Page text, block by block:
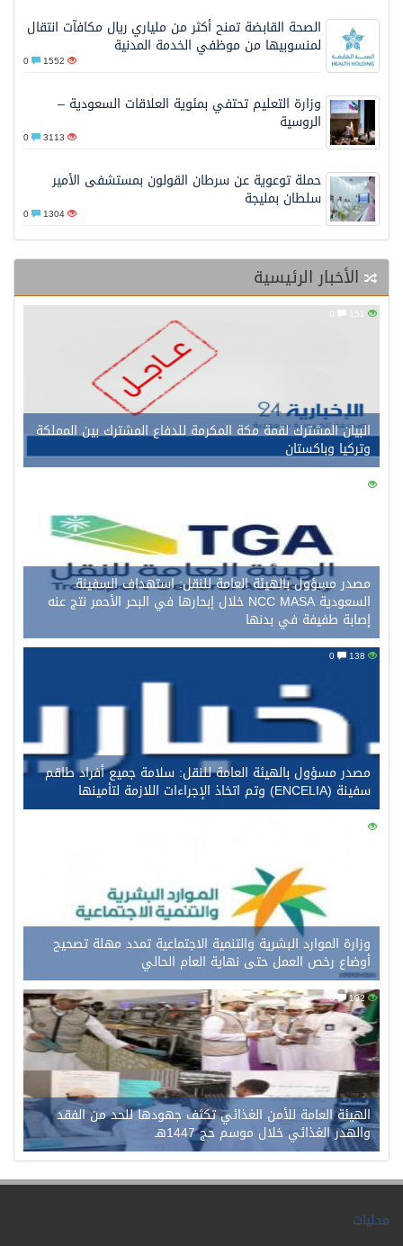
الصحة القابضة تمنح أكثر من ملياري ريال مكافآت انتقال
لمنسوبيها من موظفي الخدمة المدنية
1552
وزارة التعليم تحتفي بمئوية العلاقات السعودية –
الروسية
3113
حملة توعوية عن سرطان القولون بمستشفى الأمير
سلطان بمليجة
1304
الأخبار الرئيسية
البيان المشترك لقمة مكة المكرمة للدفاع المشترك بين المملكة
وتركيا وباكستان
150
مصدر مسؤول بالهيئة العامة للنقل: استهداف السفينة
السعودية NCC MASA خلال إبحارها في البحر الأحمر نتج عنه
إصابة طفيفة في بدنها
مصدر مسؤول بالهيئة العامة للنقل: سلامة جميع أفراد طاقم
سفينة (ENCELIA) وتم اتخاذ الإجراءات اللازمة لتأمينها
121
وزارة الموارد البشرية والتنمية الاجتماعية تمدد مهلة تصحيح
أوضاع رخص العمل حتى نهاية العام الحالي
102
0
الهيئة العامة للأمن الغذائي تكثف جهودها للحد من الفقد
والهدر الغذائي خلال موسم حج 1447هـ
محليات